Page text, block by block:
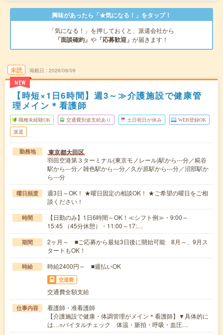
興味があったら「★気になる！」をタップ！
「気になる！」を押しておくと、派遣会社から
「面談確約」 や 「応募歓迎」 が届きます！
未読
NEW
掲載日 2026/08/09
【時短×1日6時間】週3～≫介護施設で健康管
理メイン＊看護師
職種未経験OK 交通費別途支給あり 土日祝日が休み WEB登録OK
派遣
勤務地 東京都大田区
羽田空港第３ターミナル(東京モノレール)駅から---分／糀谷
駅から---分／雑色駅から---分／久が原駅から---分／沼部駅か
ら---分
曜日頻度
週3日～OK！ ★曜日固定の相談OK！ ★ご希望の曜日をご相
談ください！
時間
【日勤のみ】1日6時間～OK！≪シフト例≫・9:00～
15:45 （45分休憩）・11:00～17:…
期間
2ヶ月～ ■ご応募から最短3日後に開始可能 8月～、9月ス
タートもOK！
時給 時給2400円～ ■週払いOK
交通費
交通費全額支給
仕事内容
看護師・准看護師
【介護施設で健康・体調管理がメイン＊看護師】▼具体的に
は…○バイタルチェック 体温・脈拍・呼吸・血圧…